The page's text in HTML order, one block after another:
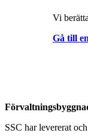
Vi
Gå till
SSC har levererat